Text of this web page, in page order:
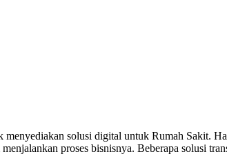
solusi digital untuk Rumah Sakit.
proses bisnisnya. Beberapa solusi